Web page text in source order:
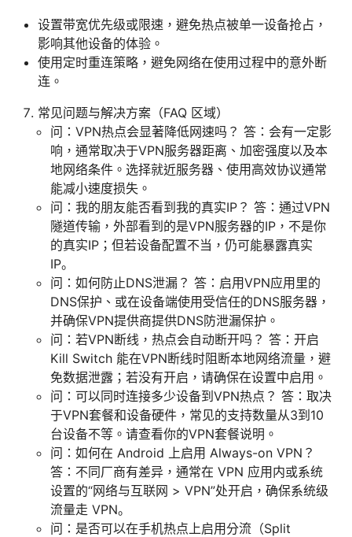
设置带宽优先级或限速，避免热点被单一设备抢占，
影响其他设备的体验。
使用定时重连策略，避免网络在使用过程中的意外断
连。
常见问题与解决方案（FAQ 区域）
问：VPN热点会显著降低网速吗？ 答：会有一定影
响，通常取决于VPN服务器距离、加密强度以及本
地网络条件。选择就近服务器、使用高效协议通常
能减小速度损失。
问：我的朋友能否看到我的真实IP？ 答：通过VPN
隧道传输，外部看到的是VPN服务器的IP，不是你
的真实IP；但若设备配置不当，仍可能暴露真实
IP。
问：如何防止DNS泄漏？ 答：启用VPN应用里的
DNS保护、或在设备端使用受信任的DNS服务器，
并确保VPN提供商提供DNS防泄漏保护。
问：若VPN断线，热点会自动断开吗？ 答：开启
Kill Switch 能在VPN断线时阻断本地网络流量，避
免数据泄露；若没有开启，请确保在设置中启用。
问：可以同时连接多少设备到VPN热点？ 答：取决
于VPN套餐和设备硬件，常见的支持数量从3到10
台设备不等。请查看你的VPN套餐说明。
问：如何在 Android 上启用 Always-on VPN？
答：不同厂商有差异，通常在 VPN 应用内或系统
设置的“网络与互联网 > VPN”处开启，确保系统级
流量走 VPN。
问：是否可以在手机热点上启用分流（Split